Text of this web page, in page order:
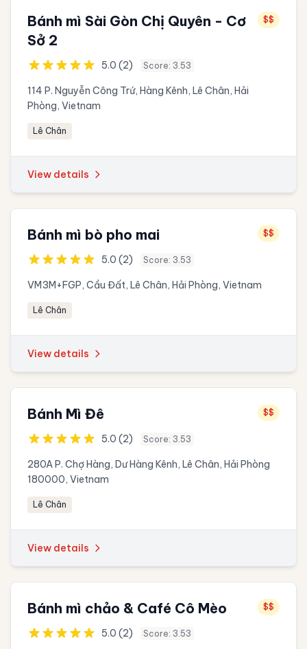
Bánh mì Sài Gòn Chị Quyên - Cơ
Sở 2
$$
5.0 (2) Score: 3.53
114 P. Nguyễn Công Trứ, Hàng Kênh, Lê Chân, Hải
Phòng, Vietnam
Lê Chân
View details
Bánh mì bò pho mai $$
5.0 (2) Score: 3.53
VM3M+FGP, Cầu Đất, Lê Chân, Hải Phòng, Vietnam
Lê Chân
View details
Bánh Mì Đê $$
5.0 (2) Score: 3.53
280A P. Chợ Hàng, Dư Hàng Kênh, Lê Chân, Hải Phòng
180000, Vietnam
Lê Chân
View details
Bánh mì chảo & Café Cô Mèo $$
5.0 (2) Score: 3.53